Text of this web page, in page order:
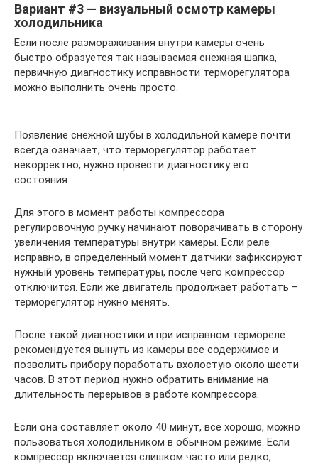
Вариант #3 — визуальный осмотр камеры
холодильника
Если после размораживания внутри камеры очень
быстро образуется так называемая снежная шапка,
первичную диагностику исправности терморегулятора
можно выполнить очень просто.
Появление снежной шубы в холодильной камере почти
всегда означает, что терморегулятор работает
некорректно, нужно провести диагностику его
состояния
Для этого в момент работы компрессора
регулировочную ручку начинают поворачивать в сторону
увеличения температуры внутри камеры. Если реле
исправно, в определенный момент датчики зафиксируют
нужный уровень температуры, после чего компрессор
отключится. Если же двигатель продолжает работать –
терморегулятор нужно менять.
После такой диагностики и при исправном термореле
рекомендуется вынуть из камеры все содержимое и
позволить прибору поработать вхолостую около шести
часов. В этот период нужно обратить внимание на
длительность перерывов в работе компрессора.
Если она составляет около 40 минут, все хорошо, можно
пользоваться холодильником в обычном режиме. Если
компрессор включается слишком часто или редко,